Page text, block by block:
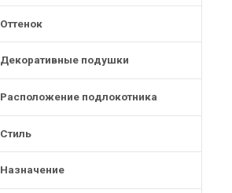
Оттенок
Декоративные подушки
Расположение подлокотника
Стиль
Назначение